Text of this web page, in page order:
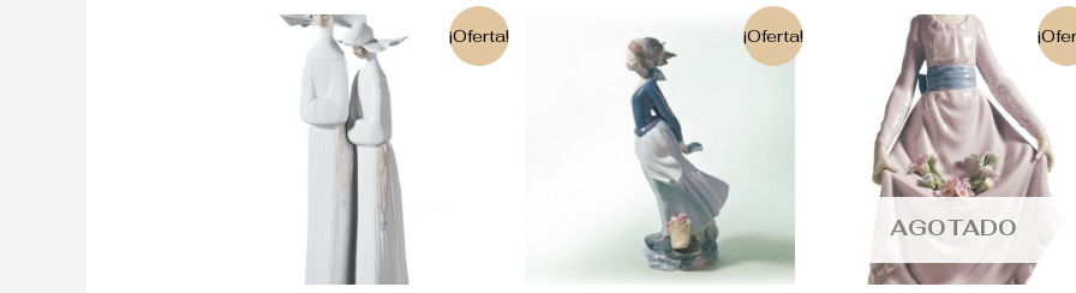
¡Oferta!
El
precio
original
era:
250€.
El
precio
actual
es:
170€.
¡Oferta!
precio
original
500€.
precio
actual
es:
340€.
AGOTADO
precio
original
era:
480€.
El
precio
actual
es:
375€.